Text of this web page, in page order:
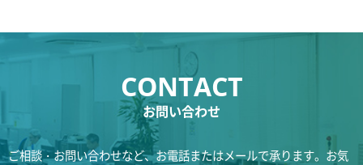
お問い合わせ
ご相談・お問い合わせなど、お電話またはメールで承ります。お気